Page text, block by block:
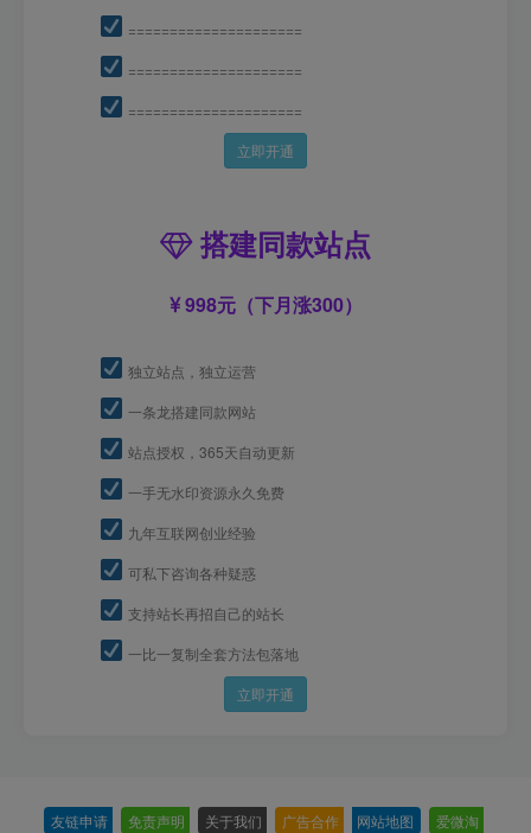
=====================
=====================
=====================
立即开通
搭建同款站点
998元（下月涨300）
独立站点，独立运营
一条龙搭建同款网站
站点授权，365天自动更新
一手无水印资源永久免费
九年互联网创业经验
可私下咨询各种疑惑
支持站长再招自己的站长
一比一复制全套方法包落地
立即开通
友链申请 免责声明 关于我们 广告合作 网站地图 爱微淘